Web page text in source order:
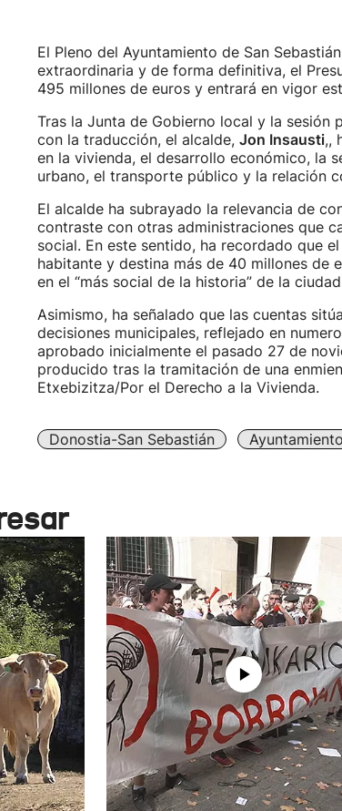
El Pleno del Ayuntamiento de San
extraordinaria y de forma definitiva, el
495 millones de euros y entrará en vigor
Tras la Junta de Gobierno local y la sesión
con la traducción, el alcalde, Jon Insausti,,
en la vivienda, el desarrollo económico, la
urbano, el transporte público y la relación
El alcalde ha subrayado la relevancia de
contraste con otras administraciones que
social. En este sentido, ha recordado que
habitante y destina más de 40 millones de
en el “más social de la historia” de la
Asimismo, ha señalado que las cuentas
decisiones municipales, reflejado en
aprobado inicialmente el pasado 27 de
producido tras la tramitación de una
Etxebizitza/Por el Derecho a la Vivienda.
Donostia-San Sebastián